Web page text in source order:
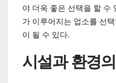
야 더욱 좋은 선택을 할 수
가 이루어지는 업소를 선
이 될 수 있다.
시설과 환경